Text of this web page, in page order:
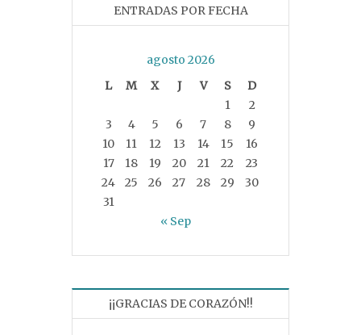
ENTRADAS POR FECHA
agosto 2026
L
M X J V S
D
1
2
3
4 5 6 7 8
9
10
11 12 13 14 15
16
17
18 19 20 21 22
23
24
25 26 27 28 29
30
31
« Sep
¡¡GRACIAS DE CORAZÓN!!